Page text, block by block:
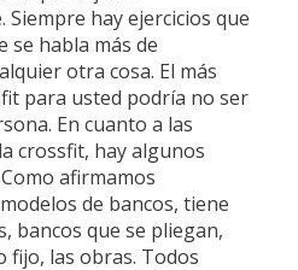
hay ejercicios que
se habla más de
otra cosa. El más
para usted podría no ser
En cuanto a las
crossfit, hay algunos
afirmamos
de bancos, tiene
bancos que se pliegan,
fijo, las obras. Todos